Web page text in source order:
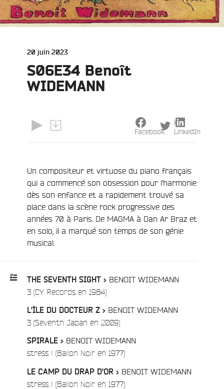
Publié
20 juin 2023
S06E34 Benoît
WIDEMANN
Un compositeur et virtuose du piano français
qui a commencé son obsession pour l’harmonie
dès son enfance et a rapidement trouvé sa
place dans la scène rock progressive des
années 70 à Paris. De MAGMA à Dan Ar Braz et
en solo, il a marqué son temps de son génie
musical.
:
THE SEVENTH SIGHT > BENOIT WIDEMANN
3 (CY Records en 1984)/
L'ÎLE DU DOCTEUR Z > BENOIT WIDEMANN
3 (Seventh Japan en 2009)/
SPIRALE > BENOIT WIDEMANN
stress ! (Ballon Noir en 1977)/
LE CAMP DU DRAP D'OR > BENOIT WIDEMANN
stress ! (Ballon Noir en 1977)/
Facebook
X
LinkedIn